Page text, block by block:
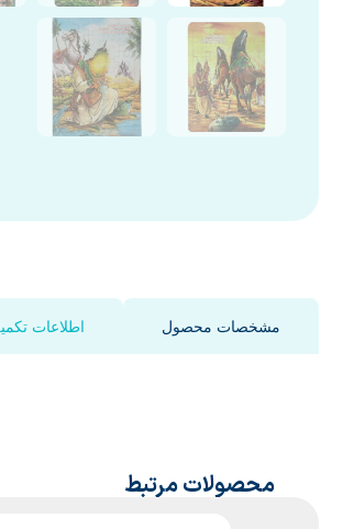
مشخصات محصول اطلاعات
محصولات مرتبط